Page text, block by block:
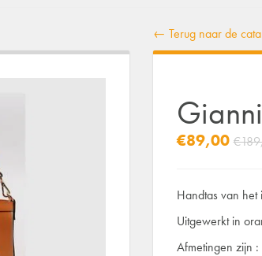
← Terug naar de
€89,00
Handtas van het
Uitgewerkt in
Afmetingen zijn